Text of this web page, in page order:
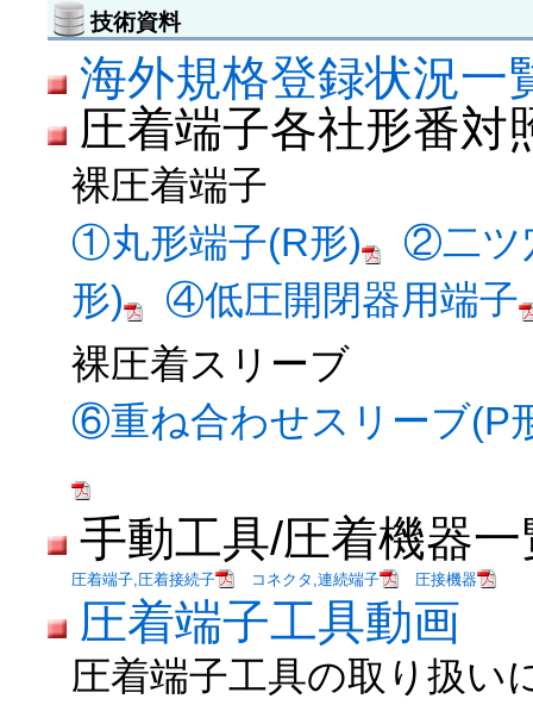
技術資料
海外規格登録状況一
圧着端子各社形番対
裸圧着端子
①丸形端子(R形)
②二ツ
形)
④低圧開閉器用端子
裸圧着スリーブ
⑥重ね合わせスリーブ(P
手動工具/圧着機器一
圧着端子,圧着接続子 コネクタ,連続端子 圧接機器
圧着端子工具動画
圧着端子工具の取り扱い